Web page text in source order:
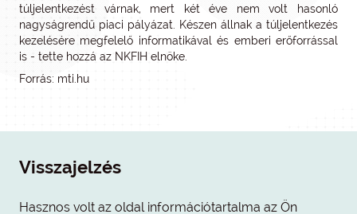
túljelentkezést várnak, mert két éve nem volt hasonló
nagyságrendű piaci pályázat. Készen állnak a túljelentkezés
kezelésére megfelelő informatikával és emberi erőforrással
is - tette hozzá az NKFIH elnöke.
Forrás: mti.hu
Visszajelzés
Hasznos volt az oldal információtartalma az Ön